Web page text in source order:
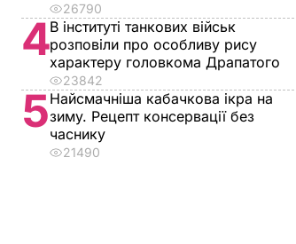
такі й
мережі
нове
з
дітьми
Ветеран Роменський
розповів, чому в його
квартирі тепер
завжди закриті
26790
4В інституті танкових військ
розповіли про особливу рису
характеру головкома Драпатого
23842
5Найсмачніша кабачкова ікра на
зиму. Рецепт консервації без
часнику
21490